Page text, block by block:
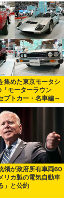
集めた東京モータシ
モーターラウン
プトカー・名車編～
領が政府所有車両60
リカ製の電気自動車
」と公約